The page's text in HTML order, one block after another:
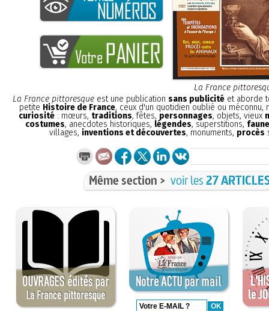
La France
La France pittoresque est une publication sans publicité et aborde
petite Histoire de France, ceux d'un quotidien oublié ou méconnu,
curiosité : mœurs, traditions, fêtes, personnages, objets, vieux
costumes, anecdotes historiques, légendes, superstitions,
villages, inventions et découvertes, monuments, procès
Même section > voir les27